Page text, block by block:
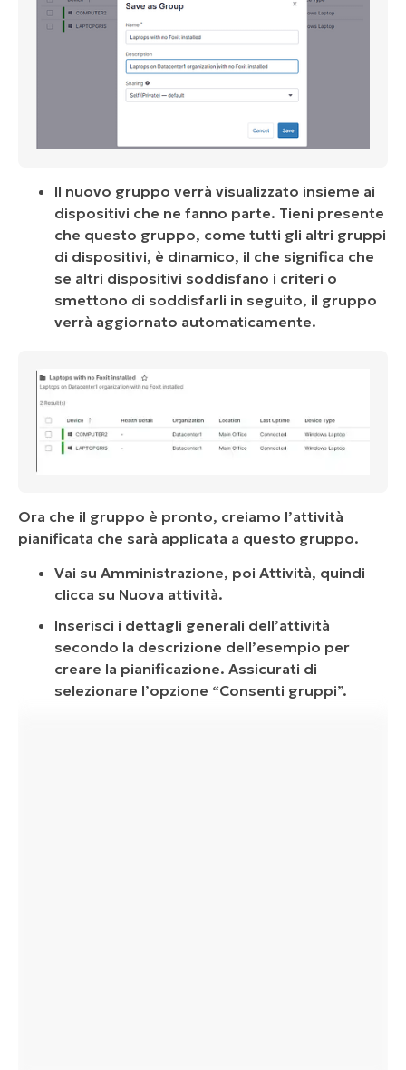
Il nuovo gruppo verrà visualizzato insieme ai
dispositivi che ne fanno parte. Tieni presente
che questo gruppo, come tutti gli altri gruppi
di dispositivi, è dinamico, il che significa che
se altri dispositivi soddisfano i criteri o
smettono di soddisfarli in seguito, il gruppo
verrà aggiornato automaticamente.
Ora che il gruppo è pronto, creiamo l’attività
pianificata che sarà applicata a questo gruppo.
Vai su Amministrazione, poi Attività, quindi
clicca su Nuova attività.
Inserisci i dettagli generali dell’attività
secondo la descrizione dell’esempio per
creare la pianificazione. Assicurati di
selezionare l’opzione “Consenti gruppi”.